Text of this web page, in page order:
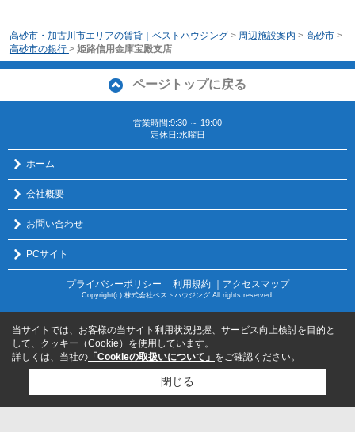
高砂市・加古川市エリアの賃貸｜ベストハウジング > 周辺施設案内 > 高砂市 >
高砂市の銀行 > 姫路信用金庫宝殿支店
ページトップに戻る
営業時間:9:30 ～ 19:00
定休日:水曜日
ホーム
会社概要
お問い合わせ
PCサイト
プライバシーポリシー ｜ 利用規約 ｜アクセスマップ
Copyright(c) 株式会社ベストハウジング All rights reserved.
当サイトでは、お客様の当サイト利用状況把握、サービス向上検討を目的と
して、クッキー（Cookie）を使用しています。
詳しくは、当社の 「Cookieの取扱いについて」 をご確認ください。
閉じる